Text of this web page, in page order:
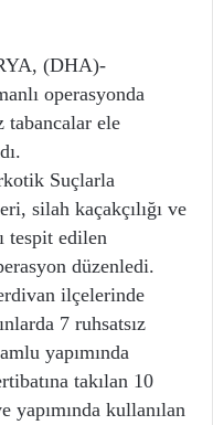
(DHA)-
operasyonda
tabancalar ele
Suçlarla
silah kaçakçılığı ve
tespit edilen
düzenledi.
ilçelerinde
7 ruhsatsız
yapımında
takılan 10
kullanılan